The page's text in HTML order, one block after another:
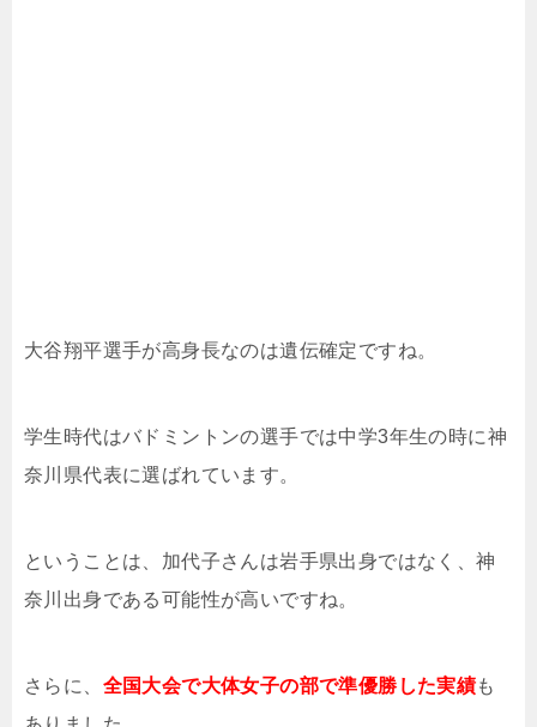
大谷翔平選手が高身長なのは遺伝確定ですね。
学生時代はバドミントンの選手では中学3年生の時に神
奈川県代表に選ばれています。
ということは、加代子さんは岩手県出身ではなく、神
奈川出身である可能性が高いですね。
さらに、 全国大会で大体女子の部で準優勝した実績も